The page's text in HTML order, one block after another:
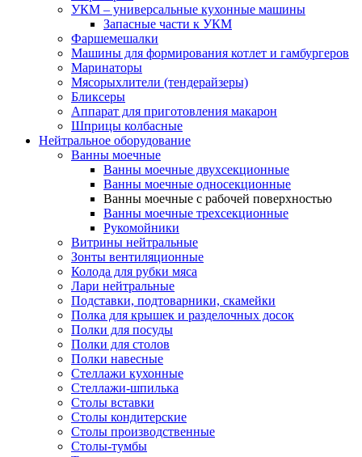
УКМ – универсальные кухонные машины
Запасные части к УКМ
Фаршемешалки
Машины для формирования котлет и гамбургеров
Маринаторы
Мясорыхлители (тендерайзеры)
Бликсеры
Аппарат для приготовления макарон
Шприцы колбасные
Нейтральное оборудование
Ванны моечные
Ванны моечные двухсекционные
Ванны моечные односекционные
Ванны моечные с рабочей поверхностью
Ванны моечные трехсекционные
Рукомойники
Витрины нейтральные
Зонты вентиляционные
Колода для рубки мяса
Лари нейтральные
Подставки, подтоварники, скамейки
Полка для крышек и разделочных досок
Полки для посуды
Полки для столов
Полки навесные
Стеллажи кухонные
Стеллажи-шпилька
Столы вставки
Столы кондитерские
Столы производственные
Столы-тумбы